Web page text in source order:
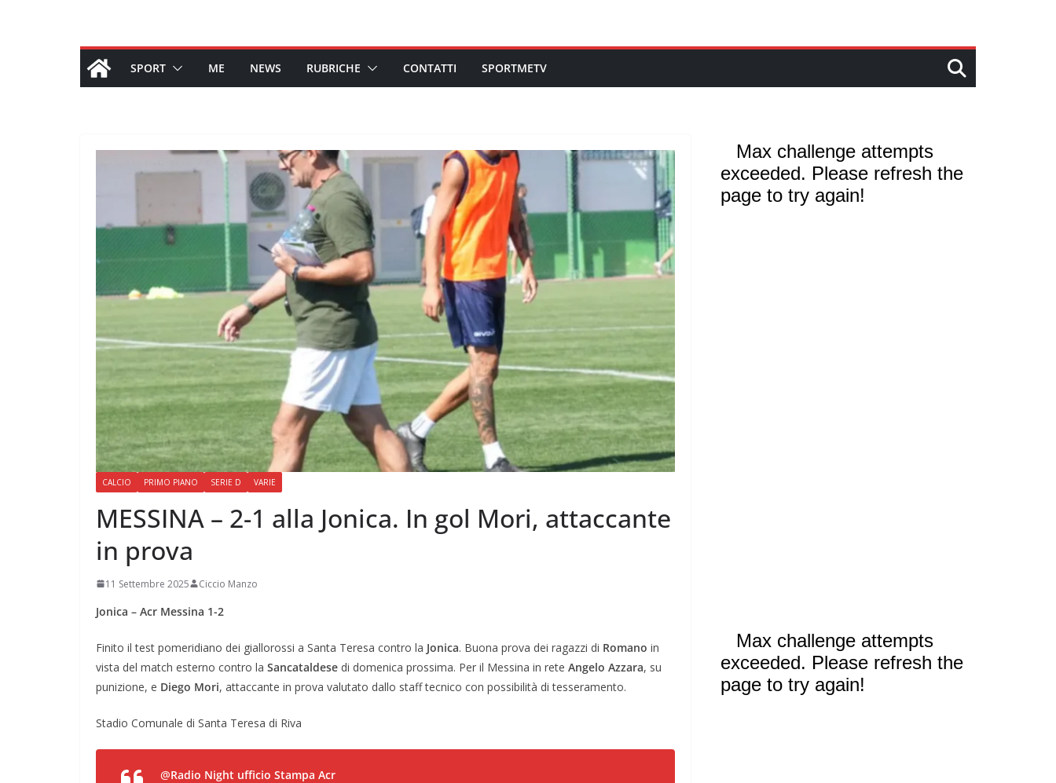
SPORT ME NEWS RUBRICHE CONTATTI SPORTMETV
CALCIO PRIMO PIANO SERIE D VARIE
MESSINA – 2-1 alla Jonica. In gol Mori, attaccante
in prova
11 Settembre 2025 Ciccio Manzo
Jonica – Acr Messina 1-2
Finito il test pomeridiano dei giallorossi a Santa Teresa contro la Jonica. Buona prova dei ragazzi di Romano in
vista del match esterno contro la Sancataldese di domenica prossima. Per il Messina in rete Angelo Azzara, su
punizione, e Diego Mori, attaccante in prova valutato dallo staff tecnico con possibilità di tesseramento.
Stadio Comunale di Santa Teresa di Riva
@Radio Night ufficio Stampa Acr